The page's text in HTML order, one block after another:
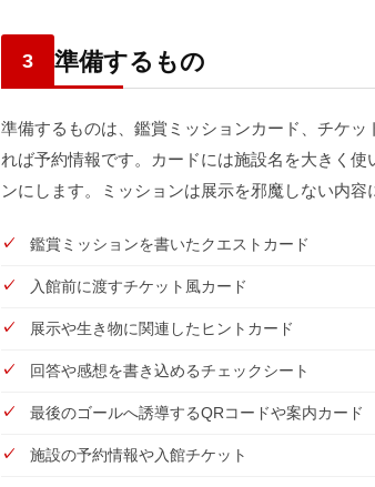
3 準備するもの
準備するものは、鑑賞ミッションカード、チケ
れば予約情報です。カードには施設名を大きく
ンにします。ミッションは展示を邪魔しない内
鑑賞ミッションを書いたクエストカード
入館前に渡すチケット風カード
展示や生き物に関連したヒントカード
回答や感想を書き込めるチェックシート
最後のゴールへ誘導するQRコードや案内カード
施設の予約情報や入館チケット